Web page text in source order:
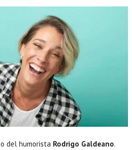
del humorista Rodrigo Galdeano.